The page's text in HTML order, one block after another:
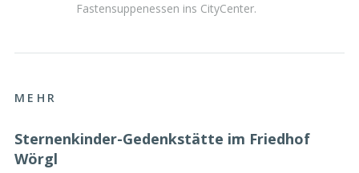
Fastensuppenessen ins CityCenter.
MEHR
Sternenkinder-Gedenkstätte im Friedhof
Wörgl